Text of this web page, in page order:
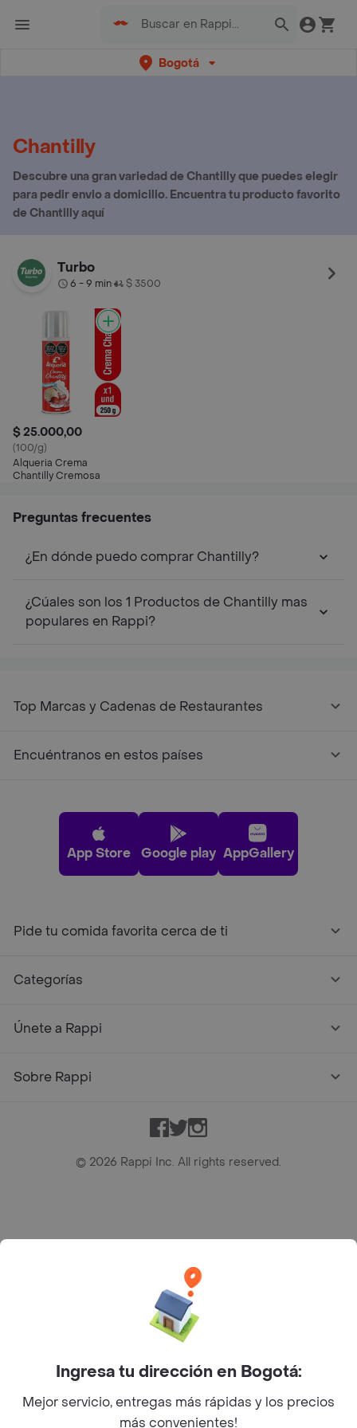
Bogotá
Chantilly
Descubre una gran variedad de Chantilly que puedes elegir
para pedir envio a domicilio. Encuentra tu producto favorito
de Chantilly aquí
Turbo
6 - 9 min• $ 3500
$ 25.000,00
(100/g)
Alqueria Crema
Chantilly Cremosa
Preguntas frecuentes
¿En dónde puedo comprar Chantilly?
¿Cúales son los 1 Productos de Chantilly mas
populares en Rappi?
Top Marcas y Cadenas de Restaurantes
Encuéntranos en estos países
App Store Google play AppGallery
Pide tu comida favorita cerca de ti
Categorías
Únete a Rappi
Sobre Rappi
Facebook
TwitterInstagram
© 2026 Rappi Inc. All rights reserved.
Bogotá D.C. --- notificacionesrappi@rappi.com
Ingresa tu dirección en Bogotá:
Mejor servicio, entregas más rápidas y los precios
más convenientes!